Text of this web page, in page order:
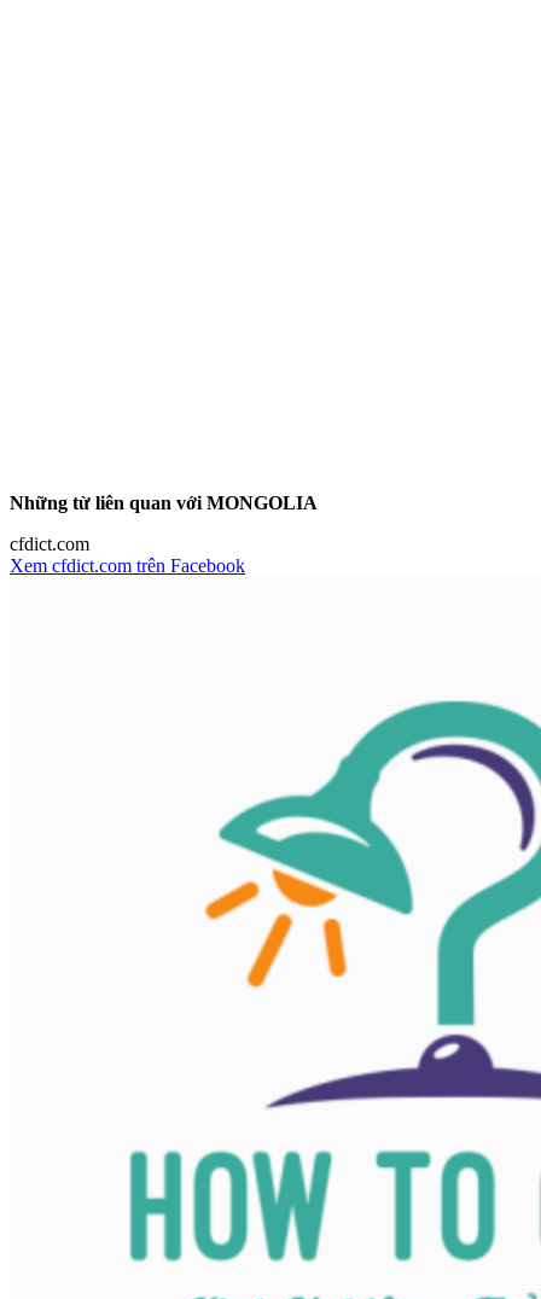
Những từ liên quan với MONGOLIA
cfdict.com
Xem cfdict.com trên Facebook